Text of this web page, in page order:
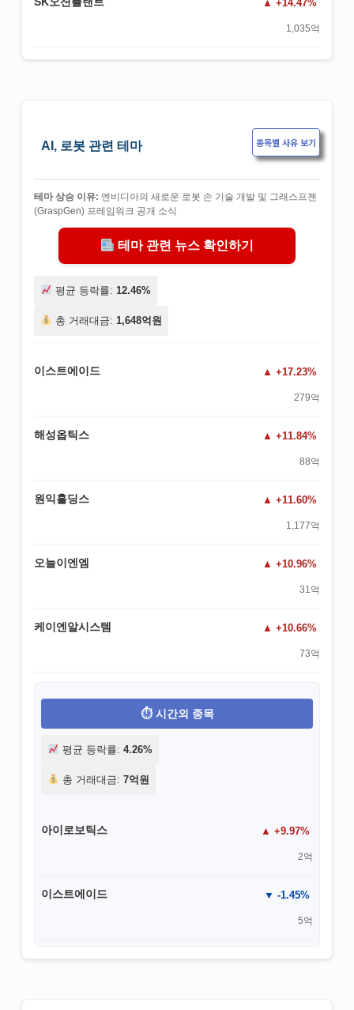
+14.47%
1,035억
AI, 로봇 관련 테마 종목별 사유 보기
테마 상승 이유: 엔비디아의 새로운 로봇 손 기술 개발 및 그래스프젠
(GraspGen) 프레임워크 공개 소식
테마 관련 뉴스 확인하기
평균 등락률: 12.46%
총 거래대금: 1,648억원
이스트에이드 +17.23%
279억
해성옵틱스 +11.84%
88억
원익홀딩스 +11.60%
1,177억
오늘이엔엠 +10.96%
31억
케이엔알시스템 +10.66%
73억
시간외 종목
평균 등락률: 4.26%
총 거래대금: 7억원
아이로보틱스 +9.97%
2억
이스트에이드 -1.45%
5억